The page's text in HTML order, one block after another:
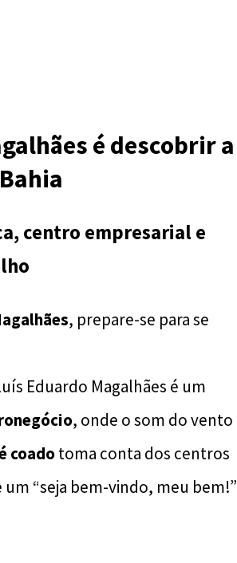
é descobrir a
centro empresarial e
, prepare-se para se
Eduardo Magalhães é um
, onde o som do vento
coadotoma conta dos centros
“seja bem-vindo, meu bem!”